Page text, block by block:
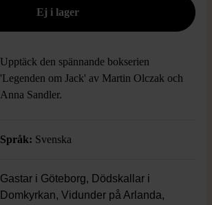
Upptäck den spännande bokserien
'Legenden om Jack' av Martin Olczak och
Anna Sandler.
Språk: Svenska
Gastar i Göteborg, Dödskallar i
Domkyrkan, Vidunder på Arlanda,